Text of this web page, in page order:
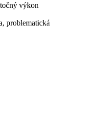
výkon
problematická